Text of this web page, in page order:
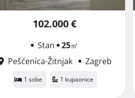
102.000 €
Stan 25㎡
Pešćenica-Žitnjak
Zagreb
1 sobe 1 kupaonice